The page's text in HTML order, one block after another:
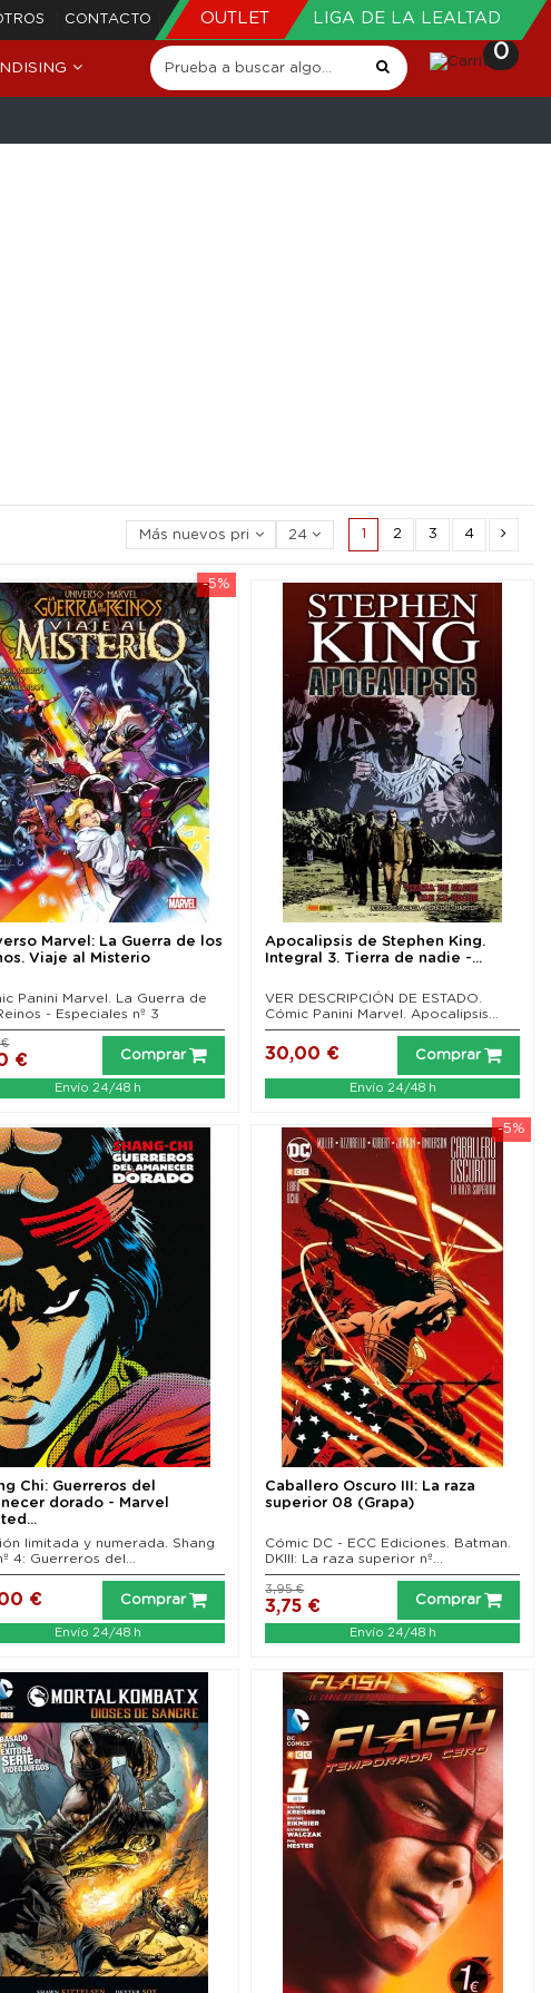
CONTACTO OUTLET LIGA DE LA LEALTAD
0
Más nuevos primero 24 1 2 3 4
-5%
Marvel: La Guerra de los
Viaje al Misterio
Panini Marvel. La Guerra de
- Especiales nº 3
€
€
Comprar
Envío 24/48 h
Apocalipsis de Stephen King.
Integral 3. Tierra de nadie -...
VER DESCRIPCIÓN DE ESTADO.
Cómic Panini Marvel. Apocalipsis...
30,00 € Comprar
Envío 24/48 h
Chi: Guerreros del
dorado - Marvel
limitada y numerada. Shang
4: Guerreros del...
€ Comprar
Envío 24/48 h
-5%
Caballero Oscuro III: La raza
superior 08 (Grapa)
Cómic DC - ECC Ediciones. Batman.
DKIII: La raza superior nº...
3,75 €
3,95 €
Comprar
Envío 24/48 h